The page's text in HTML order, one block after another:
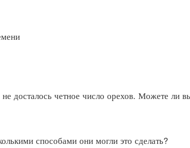
четное число орехов. Можете ли вы
способами они могли это сделать?